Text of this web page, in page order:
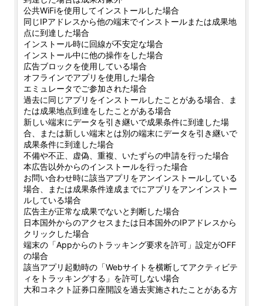
公共WiFiを使用してインストールした場合
同じIPアドレスから他の端末でインストールまたは成果地
点に到達した場合
インストール時に回線が不安定な場合
インストール中に他の操作をした場合
広告ブロックを使用している場合
オフラインでアプリを使用した場合
エミュレータでご参加された場合
過去に同じアプリをインストールしたことがある場合、ま
たは成果地点到達をしたことがある場合
新しい端末にデータを引き継いで成果条件に到達した場
合、または新しい端末とは別の端末にデータを引き継いで
成果条件に到達した場合
不備や不正、虚偽、重複、いたずらの申請を行った場合
本広告以外からのインストールを行った場合
お問い合わせ時に該当アプリをアンインストールしている
場合、または成果条件達成までにアプリをアンインストー
ルしている場合
広告主が正常な成果でないと判断した場合
日本国外からのアクセスまたは日本国外のIPアドレスから
クリックした場合
端末の「Appからのトラッキング要求を許可」設定がOFF
の場合
該当アプリ起動時の「Webサイトを横断してアクティビテ
ィをトラッキングする」を許可しない場合
大和コネクト証券口座開設を過去実施されたことがある方